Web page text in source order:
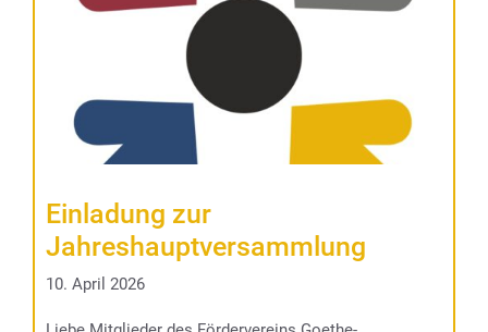
Einladung zur
Jahreshauptversammlung
10. April 2026